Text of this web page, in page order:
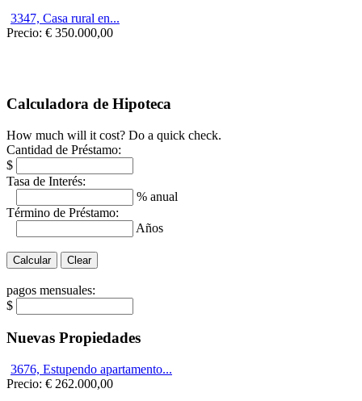
3347, Casa rural en...
Precio: € 350.000,00
Calculadora de Hipoteca
How much will it cost? Do a quick check.
Cantidad de Préstamo:
$
Tasa de Interés:
% anual
Término de Préstamo:
Años
pagos mensuales:
$
Nuevas Propiedades
3676, Estupendo apartamento...
Precio: € 262.000,00